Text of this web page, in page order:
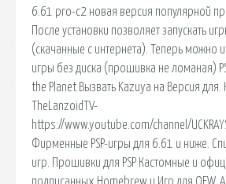
6.61 pro-c2 новая версия популярной
После установки позволяет запускать
(скачанные с интернета). Теперь можно
игры без диска (прошивка не ломаная)
the Planet Вызвать Kazuya на Версия для.
TheLanzoidTV-
https://www.youtube.com/channel/
Фирменные PSP-игры для 6.61 и ниже.
игр. Прошивки для PSP Кастомные и
подписанных Homebrew и Игр для OFW.